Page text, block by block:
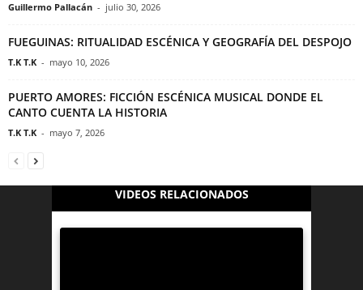
Guillermo Pallacán - julio 30, 2026
FUEGUINAS: RITUALIDAD ESCÉNICA Y GEOGRAFÍA DEL DESPOJO
T.K T.K - mayo 10, 2026
PUERTO AMORES: FICCIÓN ESCÉNICA MUSICAL DONDE EL
CANTO CUENTA LA HISTORIA
T.K T.K - mayo 7, 2026
VIDEOS RELACIONADOS